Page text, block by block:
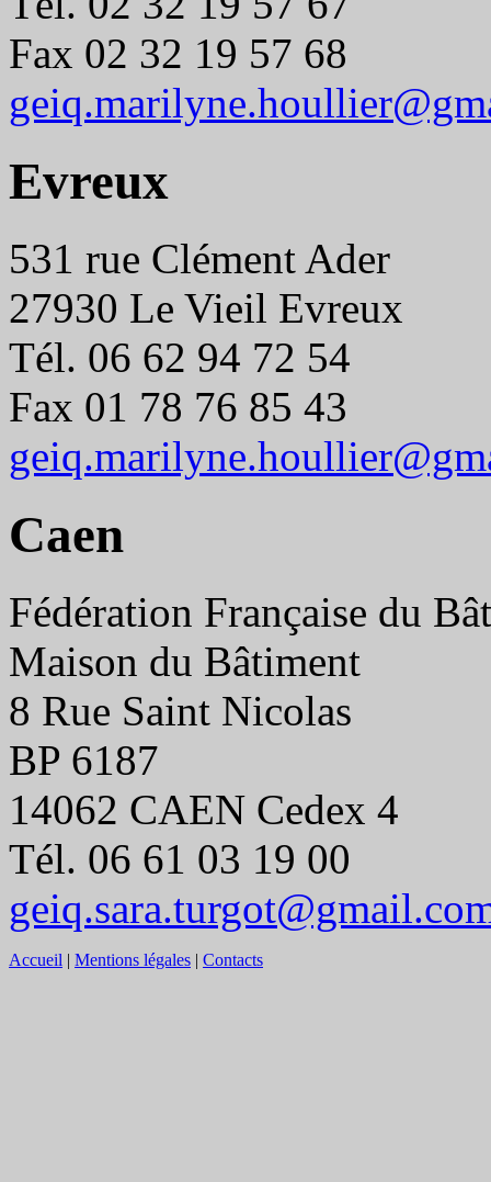
Fax 02 32 19 57 68
Evreux
531 rue Clément Ader
27930 Le Vieil Evreux
Tél. 06 62 94 72 54
Fax 01 78 76 85 43
Caen
Fédération Française du
Maison du Bâtiment
8 Rue Saint Nicolas
BP 6187
14062 CAEN Cedex 4
Tél. 06 61 03 19 00
Accueil | Mentions légales | Contacts